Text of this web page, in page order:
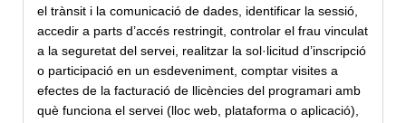
el trànsit i la comunicació de dades, identificar la sessió,
accedir a parts d’accés restringit, controlar el frau vinculat
a la seguretat del servei, realitzar la sol·licitud d’inscripció
o participació en un esdeveniment, comptar visites a
efectes de la facturació de llicències del programari amb
què funciona el servei (lloc web, plataforma o aplicació),